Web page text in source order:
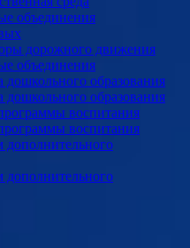
объединения
дорожного движения
объединения
дошкольного образования
дошкольного образования
воспитания
воспитания
дополнительного
дополнительного